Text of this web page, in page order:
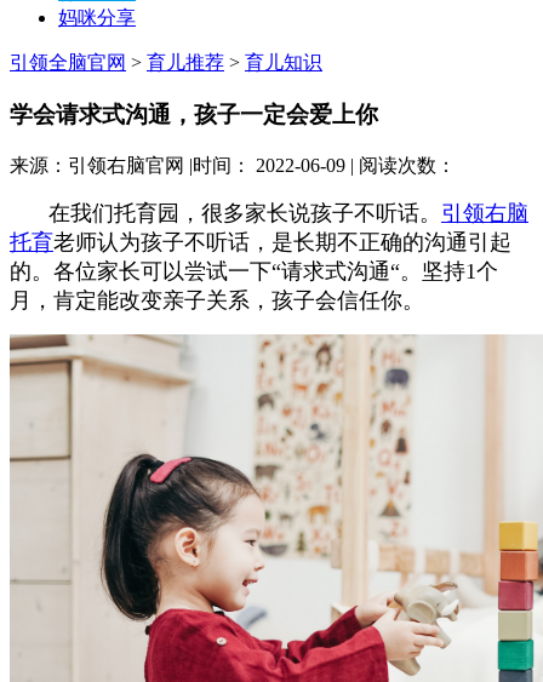
妈咪分享
引领全脑官网 > 育儿推荐 > 育儿知识
学会请求式沟通，孩子一定会爱上你
来源：引领右脑官网 |时间： 2022-06-09 | 阅读次数：
在我们托育园，很多家长说孩子不听话。 引领右脑
托育老师认为孩子不听话，是长期不正确的沟通引起
的。各位家长可以尝试一下“请求式沟通“。坚持1个
月，肯定能改变亲子关系，孩子会信任你。